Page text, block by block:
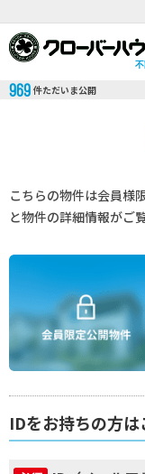
969 件ただいま公開
こちらの物件は会員様
と物件の詳細情報がご
IDをお持ちの方は